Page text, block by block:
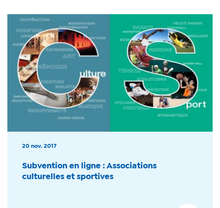
20 nov. 2017
Subvention en ligne : Associations
culturelles et sportives